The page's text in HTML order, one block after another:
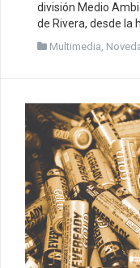
división Medio
de Rivera, desde la
Multimedia,